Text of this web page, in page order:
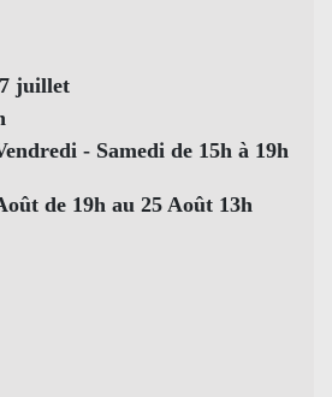
juillet
- Samedi de 15h à 19h
de 19h au 25 Août 13h